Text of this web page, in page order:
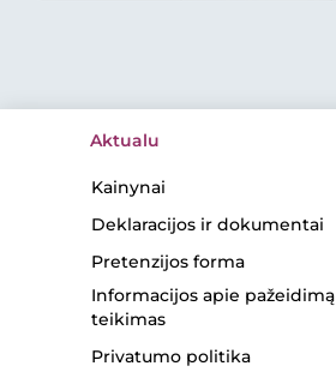
Aktualu
Kainynai
Deklaracijos ir dokumentai
Pretenzijos forma
Informacijos apie pažeidimą
teikimas
Privatumo politika